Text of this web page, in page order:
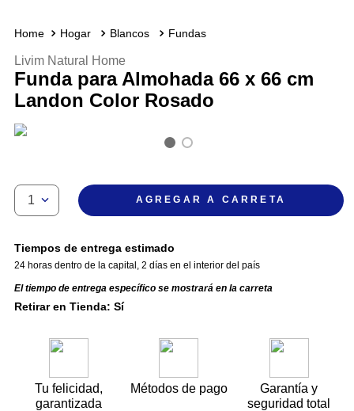
Hogar Blancos Fundas
Livim Natural Home
Funda para Almohada 66 x 66 cm
Landon Color Rosado
1 AGREGAR A CARRETA
Tiempos de entrega estimado
24 horas dentro de la capital 2 días en el interior del país
El tiempo de entrega específico se mostrará en la carreta
Retirar en Tienda: Sí
Tu felicidad,
garantizada
Métodos de pago
Garantía y
seguridad total